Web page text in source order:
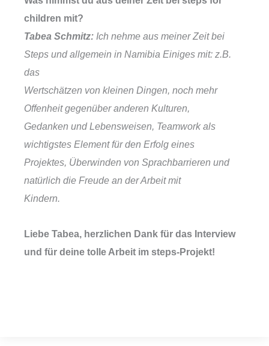
children mit?
Tabea Schmitz: Ich nehme aus meiner Zeit bei
Steps und allgemein in Namibia Einiges mit: z.B.
das
Wertschätzen von kleinen Dingen, noch mehr
Offenheit gegenüber anderen Kulturen,
Gedanken und Lebensweisen, Teamwork als
wichtigstes Element für den Erfolg eines
Projektes, Überwinden von Sprachbarrieren und
natürlich die Freude an der Arbeit mit
Kindern.
Liebe Tabea, herzlichen Dank für das Interview
und für deine tolle Arbeit im steps-Projekt!